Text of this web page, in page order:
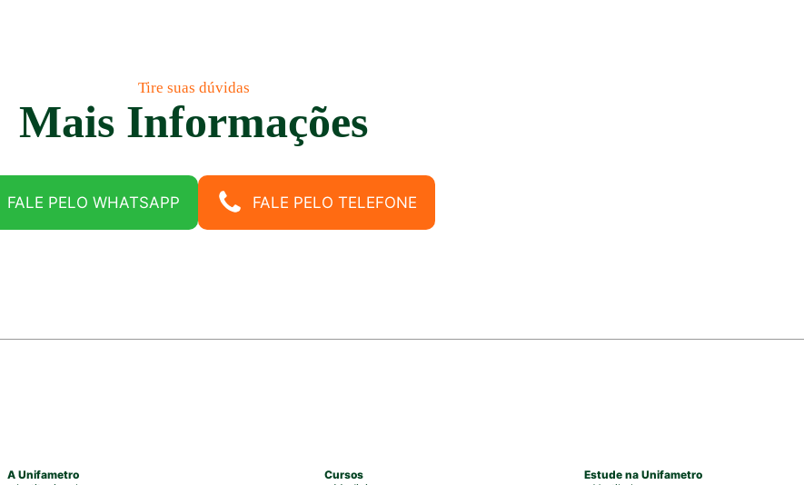
Tire suas dúvidas
Mais Informações
FALE PELO WHATSAPP FALE PELO TELEFONE
A Unifametro
Cursos
Estude na Unifametro